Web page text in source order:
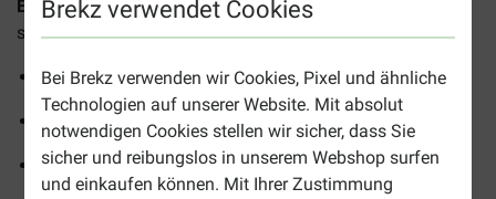
Brekz verwendet Cookies
Bei Brekz verwenden wir Cookies, Pixel und ähnliche
Technologien auf unserer Website. Mit absolut
notwendigen Cookies stellen wir sicher, dass Sie
sicher und reibungslos in unserem Webshop surfen
und einkaufen können. Mit Ihrer Zustimmung
Erdnüsse für Vögelsind Erdnüsse mit Schale und eignen
sich zur Fütterung von Wild- und Gartenvögeln.
Nahrhaft für Gartenvögel
Auch zum Basteln von Erdnussgirlanden
Unverarbeitet